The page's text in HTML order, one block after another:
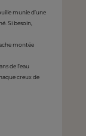
munie d’une
Si besoin,
montée
de l’eau
creux de